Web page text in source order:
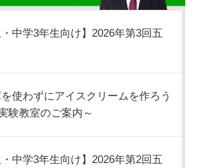
・中学3年生向け】2026年第3回五
使わずにアイスクリームを作ろう
験教室のご案内～
・中学3年生向け】2026年第2回五